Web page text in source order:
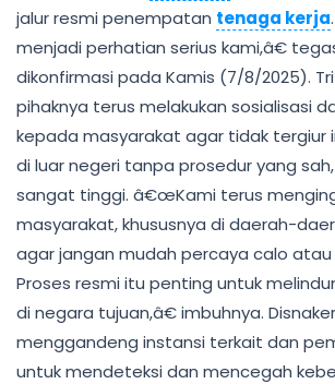
jalur resmi penempatan tenaga kerja
menjadi perhatian serius kami,â€
dikonfirmasi pada Kamis (7/8/2025).
pihaknya terus melakukan sosialisasi
kepada masyarakat agar tidak tergiur
di luar negeri tanpa prosedur yang
sangat tinggi. â€œKami terus
masyarakat, khususnya di daerah-
agar jangan mudah percaya calo
Proses resmi itu penting untuk
di negara tujuan,â€ imbuhnya. Disnaker
menggandeng instansi terkait dan
untuk mendeteksi dan mencegah